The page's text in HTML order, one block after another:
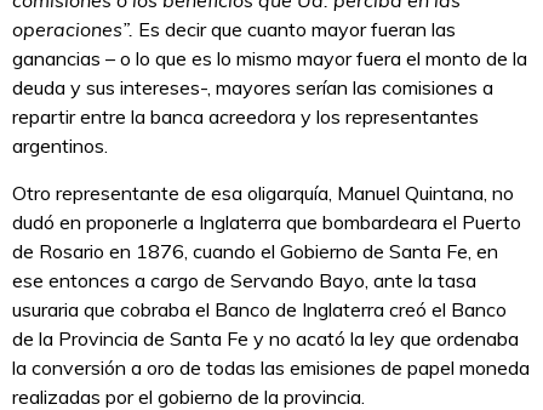
operaciones”. Es decir que cuanto mayor fueran las
ganancias – o lo que es lo mismo mayor fuera el monto de la
deuda y sus intereses-, mayores serían las comisiones a
repartir entre la banca acreedora y los representantes
argentinos.
Otro representante de esa oligarquía, Manuel Quintana, no
dudó en proponerle a Inglaterra que bombardeara el Puerto
de Rosario en 1876, cuando el Gobierno de Santa Fe, en
ese entonces a cargo de Servando Bayo, ante la tasa
usuraria que cobraba el Banco de Inglaterra creó el Banco
de la Provincia de Santa Fe y no acató la ley que ordenaba
la conversión a oro de todas las emisiones de papel moneda
realizadas por el gobierno de la provincia.